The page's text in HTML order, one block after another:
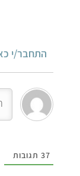
התחבר/י
37 תגובות